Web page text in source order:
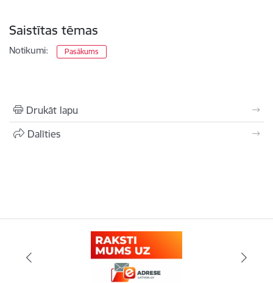
Saistītas tēmas
Notikumi: Pasākums
Drukāt lapu
Dalīties